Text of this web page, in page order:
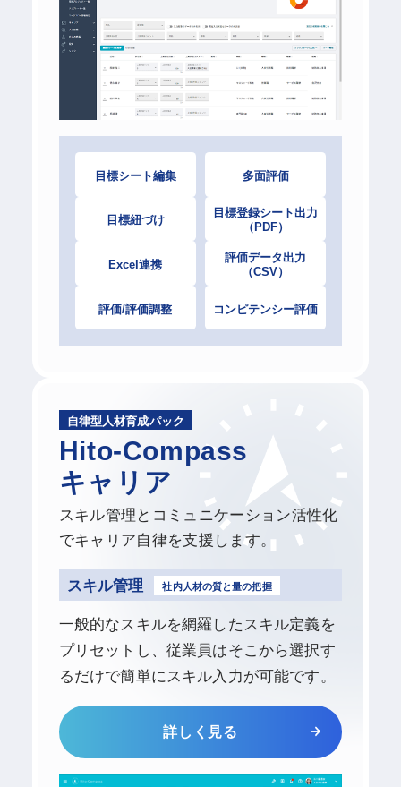
目標シート編集 多面評価
目標紐づけ
目標登録シート出力
（PDF）
Excel連携
評価データ出力
（CSV）
評価/評価調整 コンピテンシー評価
自律型人材育成パック
Hito-Compass
キャリア
スキル管理とコミュニケーション活性化
でキャリア自律を支援します。
スキル管理 社内人材の質と量の把握
一般的なスキルを網羅したスキル定義を
プリセットし、従業員はそこから選択す
るだけで簡単にスキル入力が可能です。
詳しく見る